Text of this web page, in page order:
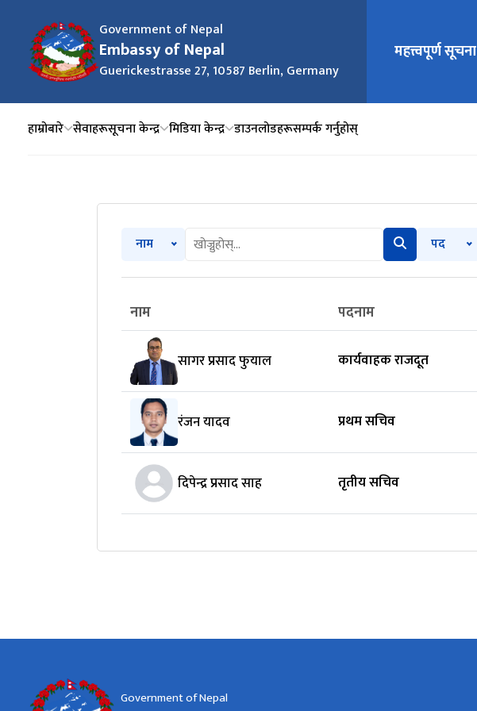
Government of Nepal
Embassy of Nepal
Guerickestrasse 27, 10587 Berlin, Germany
मुख्य नेभिगेसनमा जानुहोस्
महत्त्वपूर्ण सूचना
हाम्रोबारे सेवाहरूसूचना केन्द्र मिडिया केन्द्र डाउनलोडहरूसम्पर्क गर्नुहोस्
नाम पद
नाम पदनाम
सागर प्रसाद फुयाल कार्यवाहक राजदूत
रंजन यादव प्रथम सचिव
दिपेन्द्र प्रसाद साह तृतीय सचिव
Government of Nepal